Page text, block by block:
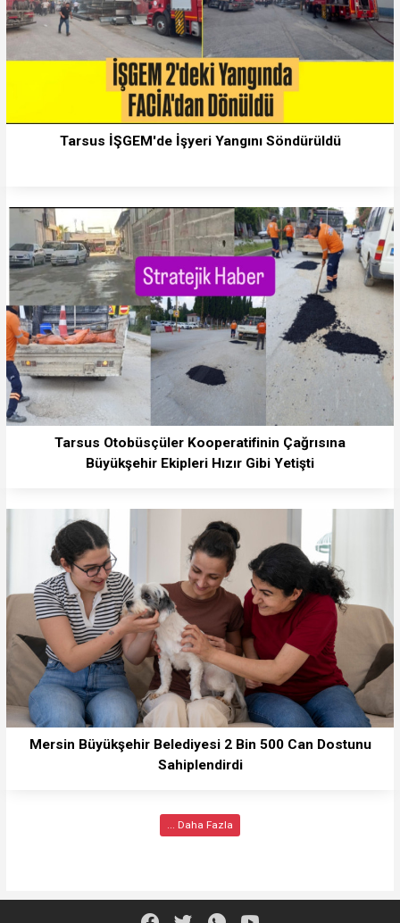
Tarsus İŞGEM'de İşyeri Yangını Söndürüldü
Tarsus Otobüsçüler Kooperatifinin Çağrısına
Büyükşehir Ekipleri Hızır Gibi Yetişti
Mersin Büyükşehir Belediyesi 2 Bin 500 Can Dostunu
Sahiplendirdi
... Daha Fazla